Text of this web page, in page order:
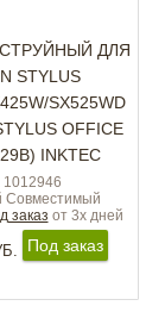
ДЛЯ
STYLUS
SX525WD
OFFICE
INKTEC
1012946
Совместимый
заказ от 3х дней
Под заказ